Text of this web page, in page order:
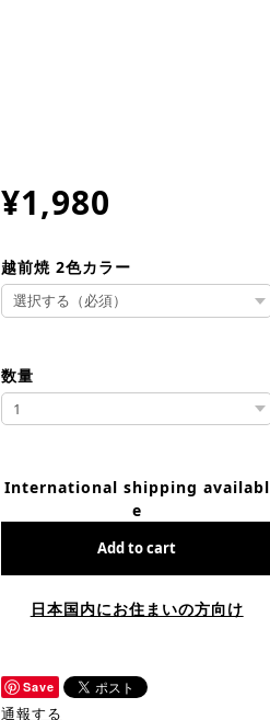
¥1,980
越前焼 2色カラー
数量
International shipping availabl
e
Add to cart
日本国内にお住まいの方向け
Save
通報する